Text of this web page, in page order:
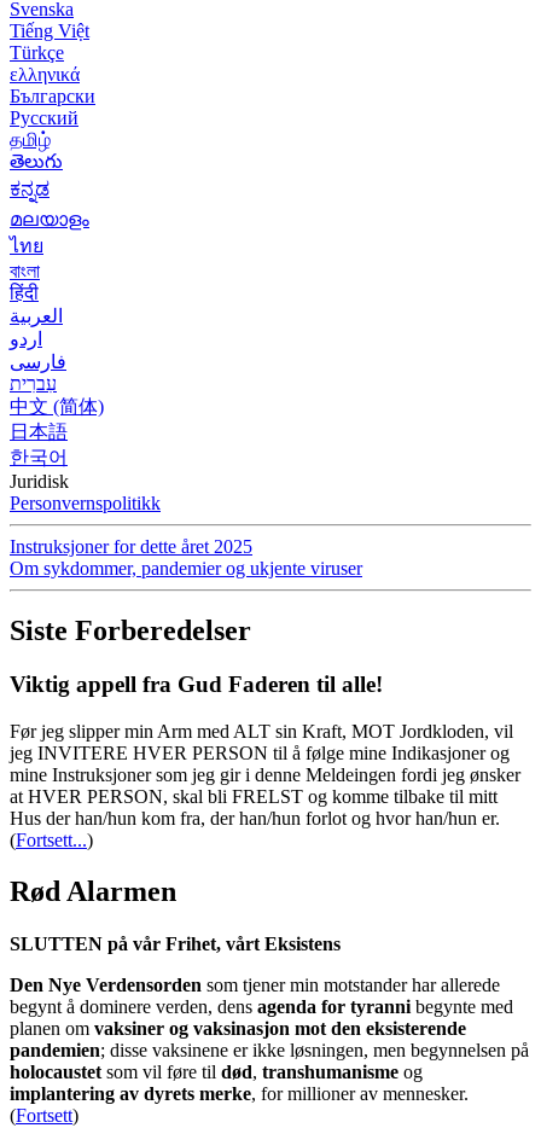
Svenska
Tiếng Việt
Türkçe
ελληνικά
Български
Русский
தமிழ்
తెలుగు
ಕನ್ನಡ
മലയാളം
ไทย
বাংলা
हिंदी
العربية
اردو
فارسی
עִברִית
中文 (简体)
日本語
한국어
Juridisk
Personvernspolitikk
Instruksjoner for dette året 2025
Om sykdommer, pandemier og ukjente viruser
Siste Forberedelser
Viktig appell fra Gud Faderen til alle!
Før jeg slipper min Arm med ALT sin Kraft, MOT Jordkloden, vil
jeg INVITERE HVER PERSON til å følge mine Indikasjoner og
mine Instruksjoner som jeg gir i denne Meldeingen fordi jeg ønsker
at HVER PERSON, skal bli FRELST og komme tilbake til mitt
Hus der han/hun kom fra, der han/hun forlot og hvor han/hun er.
(Fortsett...)
Rød Alarmen
SLUTTEN på vår Frihet, vårt Eksistens
Den Nye Verdensorden som tjener min motstander har allerede
begynt å dominere verden, dens agenda for tyranni begynte med
planen om vaksiner og vaksinasjon mot den eksisterende
pandemien; disse vaksinene er ikke løsningen, men begynnelsen på
holocaustet som vil føre til død, transhumanisme og
implantering av dyrets merke, for millioner av mennesker.
(Fortsett)